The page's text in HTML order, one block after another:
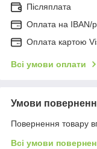
Післяплата
Оплата на IBAN/
Оплата картою
Всі умови оплати
Умови
Повернення товару
Всі умови